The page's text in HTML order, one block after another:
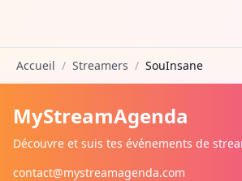
Accueil / Streamers / SouInsane
MyStreamAgenda
Découvre et suis tes événements de
contact@mystreamagenda.com